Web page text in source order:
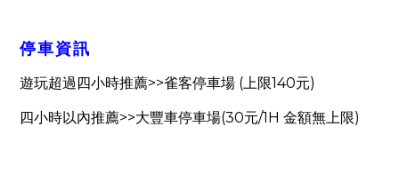
停車資訊
遊玩超過四小時推薦>>雀客停車場 ( 上限140元)
四小時以內推薦>>大豐車停車場(30元/1H 金額無上限)